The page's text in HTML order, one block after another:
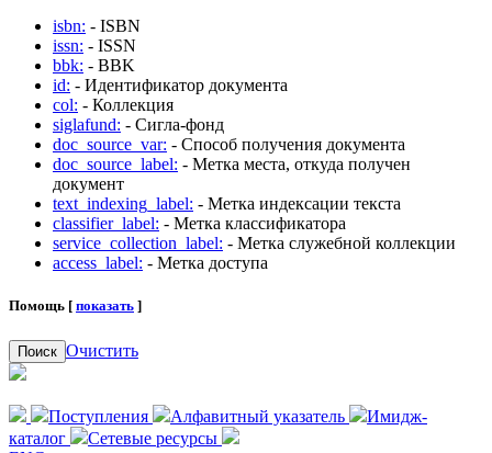
isbn: - ISBN
issn: - ISSN
bbk: - BBK
id: - Идентификатор документа
col: - Коллекция
siglafund: - Сигла-фонд
doc_source_var: - Способ получения документа
doc_source_label: - Метка места, откуда получен
документ
text_indexing_label: - Метка индексации текста
classifier_label: - Метка классификатора
service_collection_label: - Метка служебной коллекции
access_label: - Метка доступа
Помощь [ показать ]
Поиск Очистить
Поступления Алфавитный указатель
Имидж-
каталог
Сетевые ресурсы